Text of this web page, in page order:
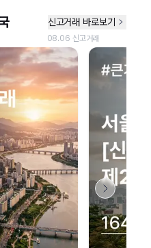
연결 안내
아 지도를 불러올 수 없습니다.
죄송합니다.
도